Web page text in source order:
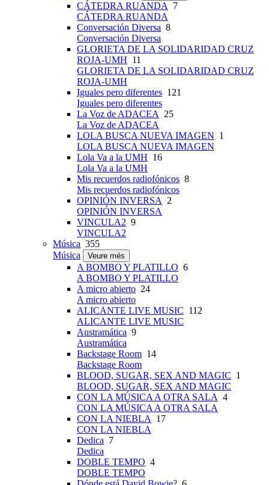
CÁTEDRA RUANDA
7
CÁTEDRA RUANDA
Conversación Diversa 8
Conversación Diversa
GLORIETA DE LA SOLIDARIDAD CRUZ
ROJA-UMH 11
GLORIETA DE LA SOLIDARIDAD CRUZ
ROJA-UMH
Iguales pero diferentes 121
Iguales pero diferentes
La Voz de ADACEA
25
La Voz de ADACEA
LOLA BUSCA NUEVA IMAGEN 1
LOLA BUSCA NUEVA IMAGEN
Lola Va a la UMH 16
Lola Va a la UMH
Mis recuerdos radiofónicos 8
Mis recuerdos radiofónicos
OPINIÓN INVERSA
2
OPINIÓN INVERSA
VINCULA2 9
VINCULA2
Música 355
Música
Veure més
A BOMBO Y PLATILLO 6
A BOMBO Y PLATILLO
A micro abierto 24
A micro abierto
ALICANTE LIVE MUSIC 112
ALICANTE LIVE MUSIC
Austramática 9
Austramática
Backstage Room 14
Backstage Room
BLOOD, SUGAR, SEX AND MAGIC 1
BLOOD, SUGAR, SEX AND MAGIC
CON LA MÚSICA A OTRA SALA 4
CON LA MÚSICA A OTRA SALA
CON LA NIEBLA
17
CON LA NIEBLA
Dedica 7
Dedica
DOBLE TEMPO 4
DOBLE TEMPO